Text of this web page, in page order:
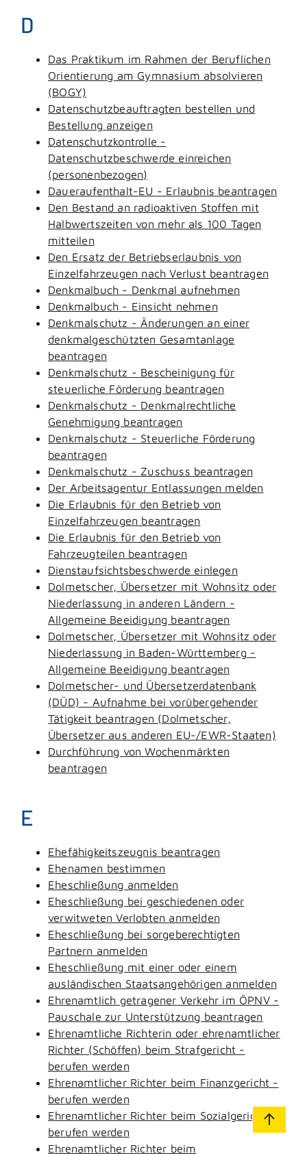
D
Das Praktikum im Rahmen der Beruflichen
Orientierung am Gymnasium absolvieren
(BOGY)
Datenschutzbeauftragten bestellen und
Bestellung anzeigen
Datenschutzkontrolle -
Datenschutzbeschwerde einreichen
(personenbezogen)
Daueraufenthalt-EU - Erlaubnis beantragen
Den Bestand an radioaktiven Stoffen mit
Halbwertszeiten von mehr als 100 Tagen
mitteilen
Den Ersatz der Betriebserlaubnis von
Einzelfahrzeugen nach Verlust beantragen
Denkmalbuch - Denkmal aufnehmen
Denkmalbuch - Einsicht nehmen
Denkmalschutz - Änderungen an einer
denkmalgeschützten Gesamtanlage
beantragen
Denkmalschutz - Bescheinigung für
steuerliche Förderung beantragen
Denkmalschutz - Denkmalrechtliche
Genehmigung beantragen
Denkmalschutz - Steuerliche Förderung
beantragen
Denkmalschutz - Zuschuss beantragen
Der Arbeitsagentur Entlassungen melden
Die Erlaubnis für den Betrieb von
Einzelfahrzeugen beantragen
Die Erlaubnis für den Betrieb von
Fahrzeugteilen beantragen
Dienstaufsichtsbeschwerde einlegen
Dolmetscher, Übersetzer mit Wohnsitz oder
Niederlassung in anderen Ländern -
Allgemeine Beeidigung beantragen
Dolmetscher, Übersetzer mit Wohnsitz oder
Niederlassung in Baden-Württemberg -
Allgemeine Beeidigung beantragen
Dolmetscher- und Übersetzerdatenbank
(DÜD) - Aufnahme bei vorübergehender
Tätigkeit beantragen (Dolmetscher,
Übersetzer aus anderen EU-/EWR-Staaten)
Durchführung von Wochenmärkten
beantragen
E
Ehefähigkeitszeugnis beantragen
Ehenamen bestimmen
Eheschließung anmelden
Eheschließung bei geschiedenen oder
verwitweten Verlobten anmelden
Eheschließung bei sorgeberechtigten
Partnern anmelden
Eheschließung mit einer oder einem
ausländischen Staatsangehörigen anmelden
Ehrenamtlich getragener Verkehr im ÖPNV -
Pauschale zur Unterstützung beantragen
Ehrenamtliche Richterin oder ehrenamtlicher
Richter (Schöffen) beim Strafgericht -
berufen werden
Ehrenamtlicher Richter beim Finanzgericht -
berufen werden
Ehrenamtlicher Richter beim Sozialgericht -
berufen werden
Ehrenamtlicher Richter beim